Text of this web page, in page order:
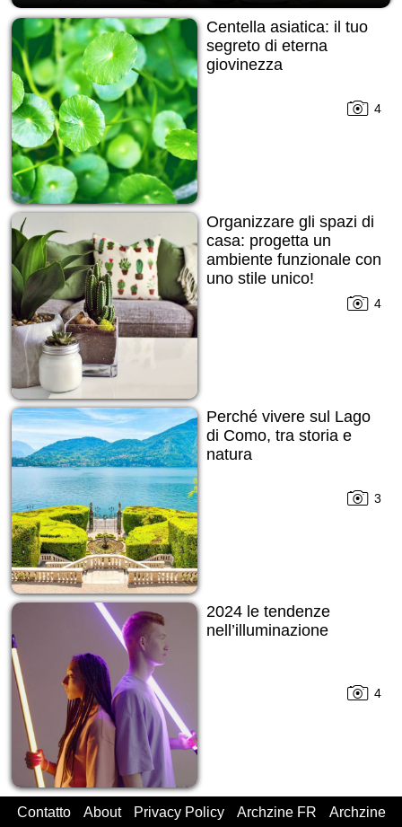
Centella asiatica: il tuo
segreto di eterna
giovinezza
4
Organizzare gli spazi di
casa: progetta un
ambiente funzionale con
uno stile unico!
4
Perché vivere sul Lago
di Como, tra storia e
natura
3
2024 le tendenze
nell’illuminazione
4
Contatto About Privacy Policy Archzine FR Archzine